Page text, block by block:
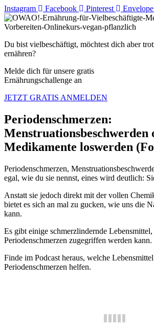
Instagram Facebook Pinterest Envelope
Du bist vielbeschäftigt, möchtest dich aber
ernähren?
Melde dich für unsere gratis
Ernährungschallenge an
JETZT GRATIS ANMELDEN
Periodenschmerzen:
Menstruationsbeschwerden
Medikamente loswerden
Periodenschmerzen,
egal, wie du sie nennst, eines wird deutlich:
Anstatt sie jedoch direkt mit der vollen
bietet es sich an mal zu gucken, wie uns die
kann.
Es gibt einige schmerzlindernde
Periodenschmerzen zugegriffen werden kann.
Finde im Podcast heraus, welche
Periodenschmerzen helfen.